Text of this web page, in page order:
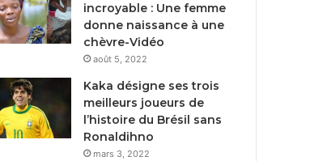
incroyable : Une femme
donne naissance à une
chèvre-Vidéo
août 5, 2022
Kaka désigne ses trois
meilleurs joueurs de
l’histoire du Brésil sans
Ronaldihno
mars 3, 2022